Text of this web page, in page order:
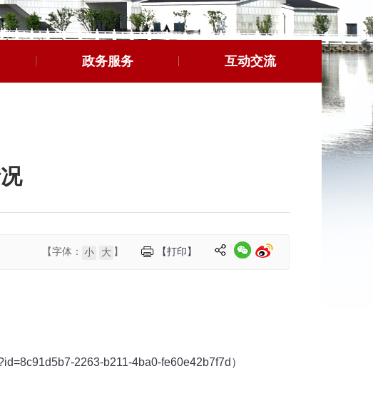
政务服务 互动交流
【打印】
【字体： 小 大 】
2263-b211-4ba0-fe60e42b7f7d）